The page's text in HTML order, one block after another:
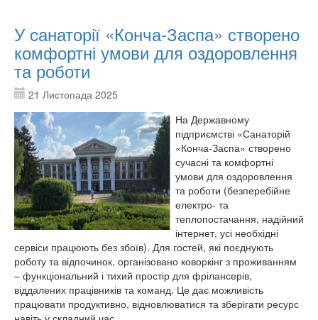
У cанаторії «Конча-Заспа» створено
комфортні умови для оздоровлення
та роботи
21 Листопада 2025
На Державному
підприємстві «Санаторій
«Конча-Заспа» створено
сучасні та комфортні
умови для оздоровлення
та роботи (безперебійне
електро- та
теплопостачання, надійний
інтернет, усі необхідні
сервіси працюють без збоїв). Для гостей, які поєднують
роботу та відпочинок, організовано коворкінг з проживанням
– функціональний і тихий простір для фрілансерів,
віддалених працівників та команд. Це дає можливість
працювати продуктивно, відновлюватися та зберігати ресурс